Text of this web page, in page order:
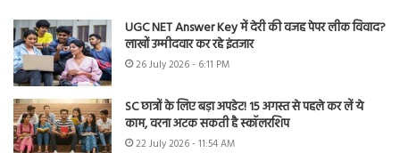
UGC NET Answer Key में देरी की वजह पेपर लीक विवाद?
लाखों उम्मीदवार कर रहे इंतजार
26 July 2026 - 6:11 PM
SC छात्रों के लिए बड़ा अपडेट! 15 अगस्त से पहले कर लें ये
काम, वरना अटक सकती है स्कॉलरशिप
22 July 2026 - 11:54 AM